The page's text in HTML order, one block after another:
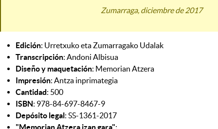
Zumarraga, diciembre de 2017
Edición: Urretxuko eta Zumarragako Udalak
Transcripción: Andoni Albisua
Diseño y maquetación: Memorian Atzera
Impresión: Antza inprimategia
Cantidad: 500
ISBN: 978-84-697-8467-9
Depósito legal: SS-1361-2017
"Memorian Atzera izan gara":